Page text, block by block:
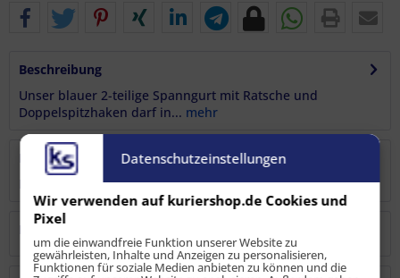
Beschreibung
Unser blauer 2-teilige Spanngurt mit Ratsche und
Doppelspitzhaken darf in... mehr
Bewertungen
0
Bewertungen lesen, schreiben und diskutieren...mehr
Hersteller
Datenschutzeinstellungen
Wir verwenden auf kuriershop.de Cookies und
Pixel
um die einwandfreie Funktion unserer Website zu
gewährleisten, Inhalte und Anzeigen zu personalisieren,
Funktionen für soziale Medien anbieten zu können und die